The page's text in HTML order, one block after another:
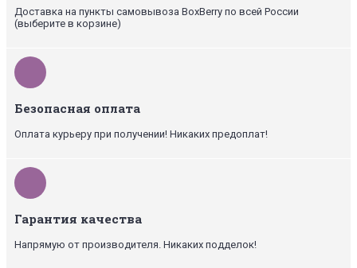
Доставка на пункты самовывоза BoxBerry по всей России
(выберите в корзине)
Безопасная оплата
Оплата курьеру при получении! Никаких предоплат!
Гарантия качества
Напрямую от производителя. Никаких подделок!